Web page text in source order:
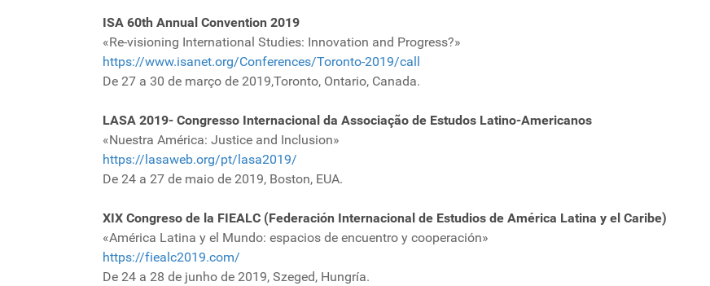
ISA 60th Annual Convention 2019
«Re-visioning International Studies: Innovation and Progress?»
https://www.isanet.org/Conferences/Toronto-2019/call
De 27 a 30 de março de 2019,Toronto, Ontario, Canada.
LASA 2019- Congresso Internacional da Associação de Estudos Latino-Americanos
«Nuestra América: Justice and Inclusion»
https://lasaweb.org/pt/lasa2019/
De 24 a 27 de maio de 2019, Boston, EUA.
XIX Congreso de la FIEALC (Federación Internacional de Estudios de América Latina y el Caribe)
«América Latina y el Mundo: espacios de encuentro y cooperación»
https://fiealc2019.com/
De 24 a 28 de junho de 2019, Szeged, Hungría.